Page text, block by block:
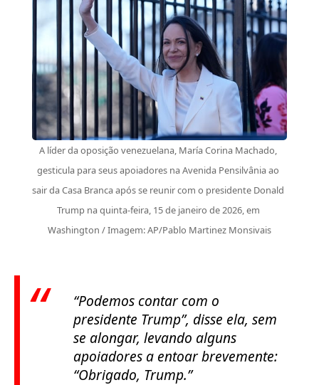
A líder da oposição venezuelana, María Corina Machado,
gesticula para seus apoiadores na Avenida Pensilvânia ao
sair da Casa Branca após se reunir com o presidente Donald
Trump na quinta-feira, 15 de janeiro de 2026, em
Washington / Imagem: AP/Pablo Martinez Monsivais
“Podemos contar com o
presidente Trump”, disse ela, sem
se alongar, levando alguns
apoiadores a entoar brevemente:
“Obrigado, Trump.”